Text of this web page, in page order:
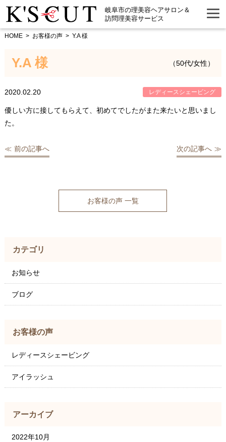
岐阜市の理美容ヘアサロン＆
訪問理美容サービス
HOME お客様の声 Y.A 様
Y.A 様 （50代/女性）
2020.02.20 レディースシェービング
優しい方に接してもらえて、初めてでしたがまた来たいと思いまし
た。
前の記事へ 次の記事へ
お客様の声 一覧
カテゴリ
お知らせ
ブログ
お客様の声
レディースシェービング
アイラッシュ
アーカイブ
2022年10月